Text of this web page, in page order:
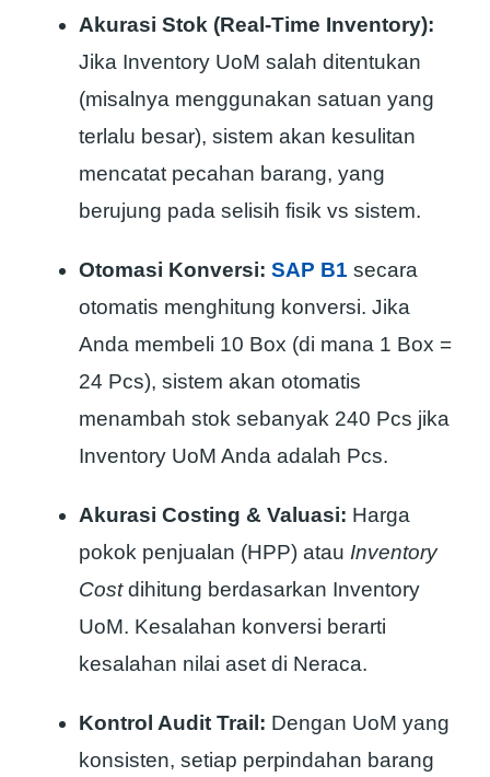
Akurasi Stok (Real-Time Inventory):
Jika Inventory UoM salah ditentukan
(misalnya menggunakan satuan yang
terlalu besar), sistem akan kesulitan
mencatat pecahan barang, yang
berujung pada selisih fisik vs sistem.
Otomasi Konversi: SAP B1 secara
otomatis menghitung konversi. Jika
Anda membeli 10 Box (di mana 1 Box =
24 Pcs), sistem akan otomatis
menambah stok sebanyak 240 Pcs jika
Inventory UoM Anda adalah Pcs.
Akurasi Costing & Valuasi: Harga
pokok penjualan (HPP) atau Inventory
Costdihitung berdasarkan Inventory
UoM. Kesalahan konversi berarti
kesalahan nilai aset di Neraca.
Kontrol Audit Trail: Dengan UoM yang
konsisten, setiap perpindahan barang